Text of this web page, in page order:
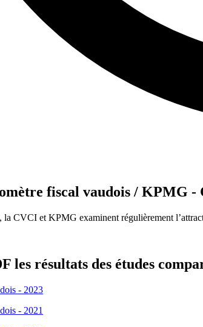
fiscal vaudois / KPMG -
CVCI et KPMG examinent régulièrement
les résultats des études
- 2023
- 2021